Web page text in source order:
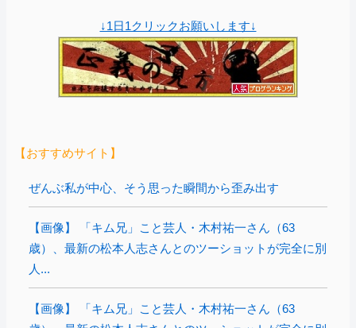
↓1日1クリックお願いします↓
【おすすめサイト】
ぜんぶ私が中心、そう思った瞬間から歪み出す
【画像】 「キム兄」こと芸人・木村祐一さん（63
歳）、最新の松本人志さんとのツーショットが完全に別
人...
【画像】 「キム兄」こと芸人・木村祐一さん（63